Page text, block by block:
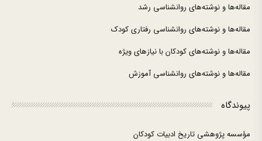
مقاله‌ها و نوشته‌های روانشناسی رشد
مقاله‌ها و نوشته‌های روانشناسی رفتاری کودک
مقاله‌ها و نوشته‌های کودکان با نیازهای ویژه
مقاله‌ها و نوشته‌های روانشناسی آموزش
پیوندگاه
مؤسسه پژوهشی تاریخ ادبیات کودکان